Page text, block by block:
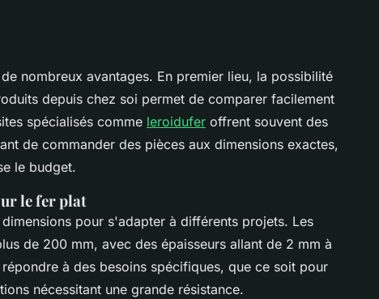
nombreux avantages. En premier lieu, la possibilité
depuis chez soi permet de comparer facilement
spécialisés comme leroidufer offrent souvent des
de commander des pièces aux dimensions exactes,
le budget.
le fer plat
pour s'adapter à différents projets. Les
de 200 mm, avec des épaisseurs allant de 2 mm à
à des besoins spécifiques, que ce soit pour
nécessitant une grande résistance.